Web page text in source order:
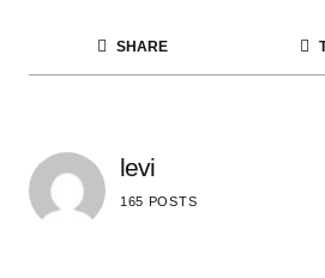
SHARE
levi
165 POSTS